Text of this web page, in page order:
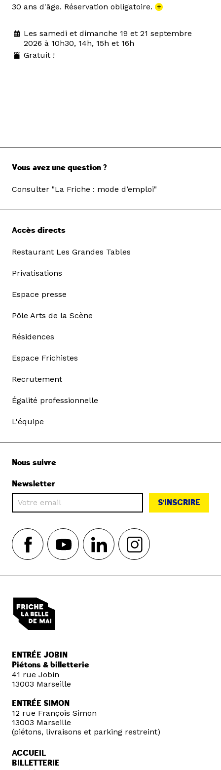
30 ans d'âge. Réservation obligatoire. +
Les samedi et dimanche 19 et 21 septembre
2026 à 10h30, 14h, 15h et 16h
Gratuit !
Vous avez une question ?
Consulter "La Friche : mode d’emploi"
Accès directs
Restaurant Les Grandes Tables
Privatisations
Espace presse
Pôle Arts de la Scène
Résidences
Espace Frichistes
Recrutement
Égalité professionnelle
L'équipe
Nous suivre
Newsletter
S'INSCRIRE
ENTRÉE JOBIN
Piétons & billetterie
41 rue Jobin
13003 Marseille
ENTRÉE SIMON
12 rue François Simon
13003 Marseille
(piétons, livraisons et parking restreint)
ACCUEIL
BILLETTERIE